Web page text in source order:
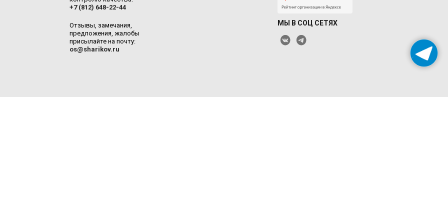
+7 (812) 648-22-44
Отзывы, замечания,
предложения, жалобы
присылайте на почту:
os@sharikov.ru
МЫ В СОЦ СЕТЯХ